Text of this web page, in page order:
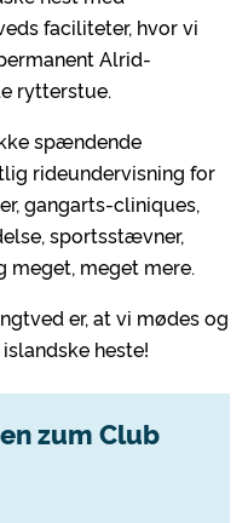
faciliteter, hvor vi
Alrid-
rytterstue.
spændende
rideundervisning for
gangarts-cliniques,
sportsstævner,
meget mere.
er, at vi mødes og
heste!
zum Club